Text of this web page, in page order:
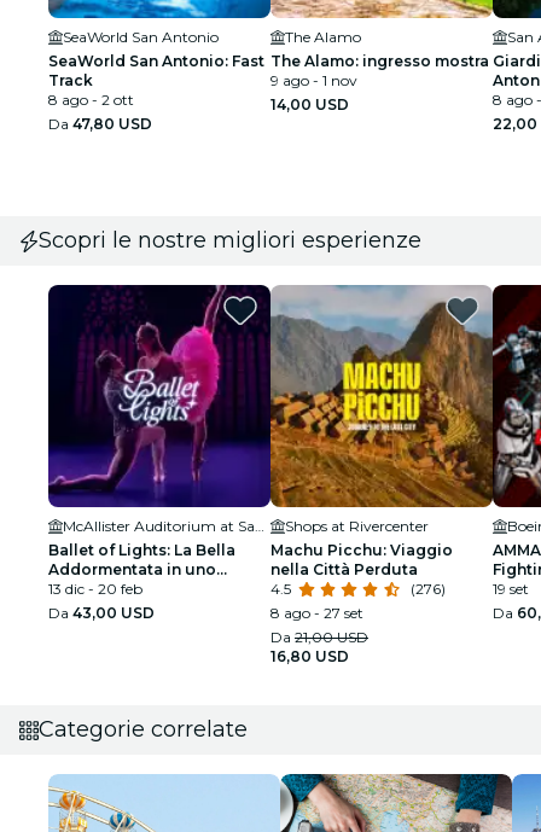
SeaWorld San Antonio
SeaWorld San Antonio: Fast
Track
8 ago - 2 ott
Da 47,80 USD
The Alamo
The Alamo: ingresso mostra
9 ago - 1 nov
14,00 USD
8 ago
22,00
Scopri le nostre migliori esperienze
McAllister Auditorium at San Antonio College
Ballet of Lights: La Bella
Addormentata in uno
spettacolo scintillante
13 dic - 20 feb
Da 43,00 USD
Shops at Rivercenter
Machu Picchu: Viaggio
nella Città Perduta
4.5
(276)
8 ago - 27 set
Da 21,00 USD
16,80 USD
19 set
Da
Categorie correlate